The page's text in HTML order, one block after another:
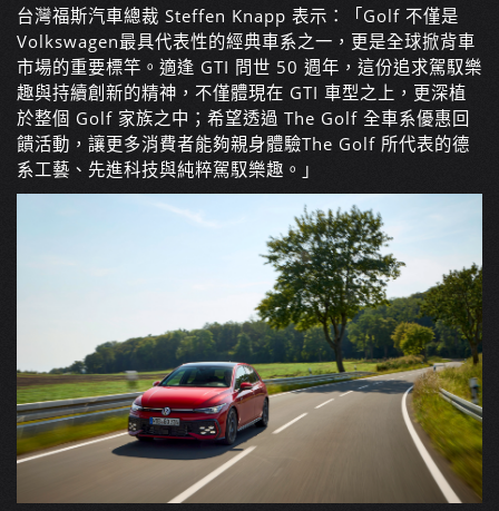
台灣福斯汽車總裁 Steffen Knapp 表示：「Golf 不僅是
Volkswagen最具代表性的經典車系之一，更是全球掀背車
市場的重要標竿。適逢 GTI 問世 50 週年，這份追求駕馭樂
趣與持續創新的精神，不僅體現在 GTI 車型之上，更深植
於整個 Golf 家族之中；希望透過 The Golf 全車系優惠回
饋活動，讓更多消費者能夠親身體驗The Golf 所代表的德
系工藝、先進科技與純粹駕馭樂趣。」